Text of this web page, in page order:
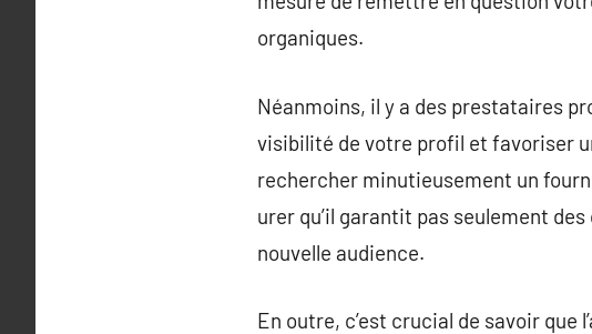
organiques.
Néanmoins, il y a des prestataires
visibilité de votre profil et favoriser
rechercher minutieusement un
urer qu’il garantit pas seulement
nouvelle audience.
En outre, c’est crucial de savoir que